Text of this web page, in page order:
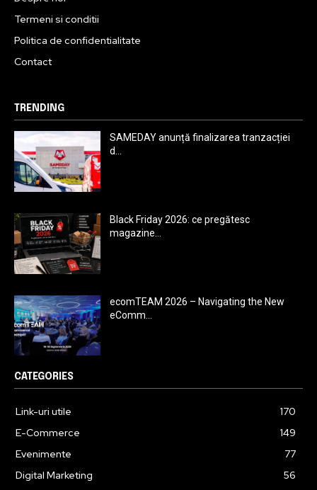
Termeni si conditii
Politica de confidentialitate
Contact
TRENDING
SAMEDAY anunță finalizarea tranzacției
d...
Black Friday 2026: ce pregătesc
magazine...
ecomTEAM 2026 – Navigating the New
eComm...
CATEGORIES
Link-uri utile
170
E-Commerce
149
Evenimente
77
Digital Marketing
56